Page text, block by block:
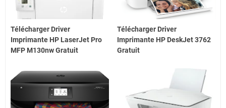
Télécharger Driver
Imprimante HP LaserJet Pro
MFP M130nw Gratuit
Télécharger Driver
Imprimante HP DeskJet 3762
Gratuit